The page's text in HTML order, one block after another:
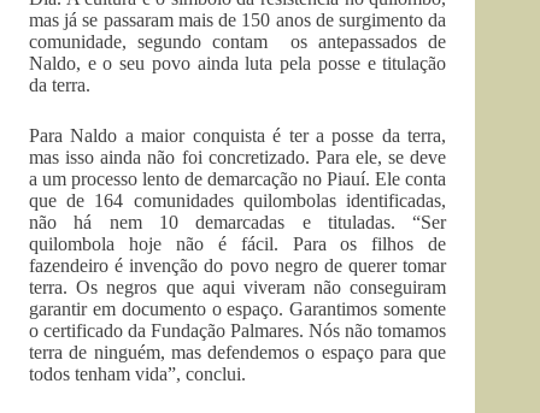
mas já se passaram mais de 150 anos de surgimento da
comunidade, segundo contam os antepassados de
Naldo, e o seu povo ainda luta pela posse e titulação
da terra.
Para Naldo a maior conquista é ter a posse da terra,
mas isso ainda não foi concretizado. Para ele, se deve
a um processo lento de demarcação no Piauí. Ele conta
que de 164 comunidades quilombolas identificadas,
não há nem 10 demarcadas e tituladas. “Ser
quilombola hoje não é fácil. Para os filhos de
fazendeiro é invenção do povo negro de querer tomar
terra. Os negros que aqui viveram não conseguiram
garantir em documento o espaço. Garantimos somente
o certificado da Fundação Palmares. Nós não tomamos
terra de ninguém, mas defendemos o espaço para que
todos tenham vida”, conclui.